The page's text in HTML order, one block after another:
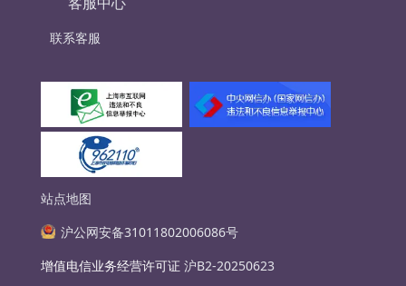
联系客服
站点地图
沪公网安备31011802006086号
增值电信业务经营许可证 沪B2-20250623